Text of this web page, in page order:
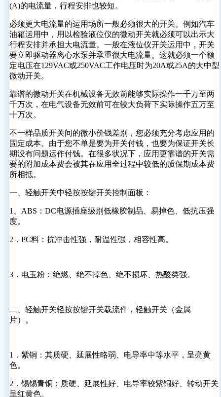
(A)的电流量，行程安排也较短。
必须更大电流量的运用场所一般必须很大的开关。例如汽车
油箱运用中，用以检验液位仪的微动开关就必须可以出示大
行程安排并承担大电流量。一般在液位仪开关运用中，开关
要立即驱动器离心水泵并承重很大电流量。这就必须一个额
定电压在129VAC或250VAC工作电压时为20A或25A的大中型
微动开关。
靠谱的微动开关在机械设备无效前能够实际操作一千万至两
千万次，在电气设备无效前可在较大负荷下实际操作五万至
十万次。
不一样品质开关间的微小价钱差别，您必须充分考虑应用的
固定成本。由于您不单是要为开关付钱，也要为保证开关长
期没有问题运作付钱。在很多状况下，应用更靠谱的开关需
要的附加成本费会被其在应用全过程中较低的质保期成本费
所相抵。
一、轻触开关中轻按按键开关控制面板：
1、ABS：DC电源插座级别低橡胶制品、易掉色、低抗压强
度。
2．PC料：抗冲击性强，耐温性强，相容性高。
3．电玉粉：绝燃、绝不掉色、绝不损坏、热酸类强。
二、轻触开关轻按按键开关载流件，轻触开关（金属
片）。
1．紫铜：其质硬、延展性略弱、电导率中等水平，呈亮黄
色。
2．锡锡青铜：质硬、延展性好、电导率较紫铜好、转动开关
呈红黄色。